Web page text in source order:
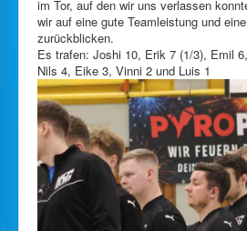
im Tor, auf den wir uns verlassen
wir auf eine gute Teamleistung und
zurückblicken.
Es trafen: Joshi 10, Erik 7 (1/3), Emil
Nils 4, Eike 3, Vinni 2 und Luis 1